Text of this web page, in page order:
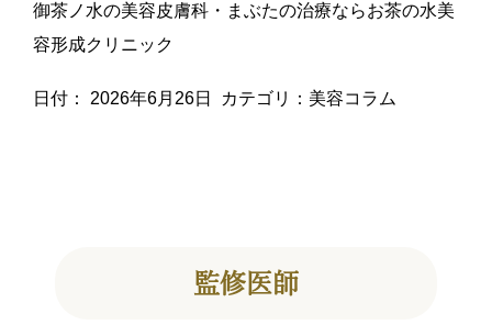
御茶ノ水の美容皮膚科・まぶたの治療ならお茶の水美
容形成クリニック
日付： 2026年6月26日 カテゴリ： 美容コラム
監修医師